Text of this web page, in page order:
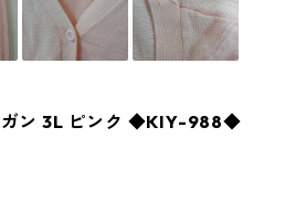
ガン 3L ピンク ◆KIY-988◆